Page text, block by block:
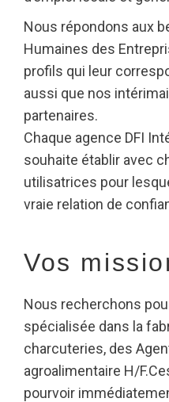
Nous répondons aux
Humaines des
profils qui leur
aussi que nos
partenaires.
Chaque agence DFI
souhaite établir avec
utilisatrices pour
vraie relation de
Vos
Nous recherchons
spécialisée dans la
charcuteries, des
agroalimentaire H/
pourvoir